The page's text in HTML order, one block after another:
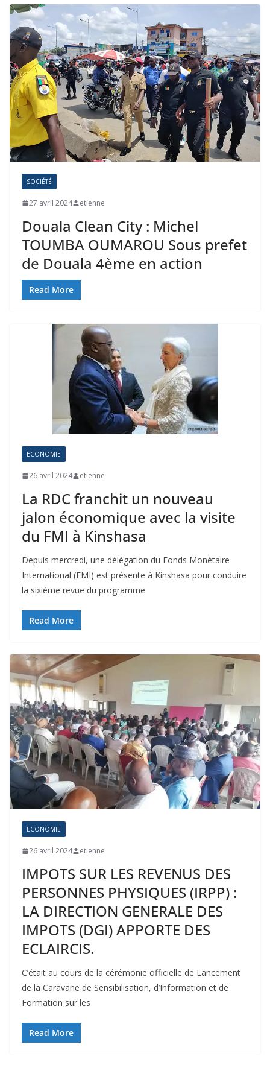
SOCIÉTÉ
27 avril 2024 etienne
Douala Clean City : Michel
TOUMBA OUMAROU Sous prefet
de Douala 4ème en action
Read More
ECONOMIE
26 avril 2024 etienne
La RDC franchit un nouveau
jalon économique avec la visite
du FMI à Kinshasa
Depuis mercredi, une délégation du Fonds Monétaire
International (FMI) est présente à Kinshasa pour conduire
la sixième revue du programme
Read More
ECONOMIE
26 avril 2024 etienne
IMPOTS SUR LES REVENUS DES
PERSONNES PHYSIQUES (IRPP) :
LA DIRECTION GENERALE DES
IMPOTS (DGI) APPORTE DES
ECLAIRCIS.
C’était au cours de la cérémonie officielle de Lancement
de la Caravane de Sensibilisation, d’Information et de
Formation sur les
Read More